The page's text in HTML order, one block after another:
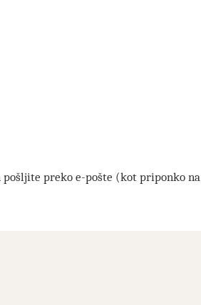
preko e-pošte (kot priponko